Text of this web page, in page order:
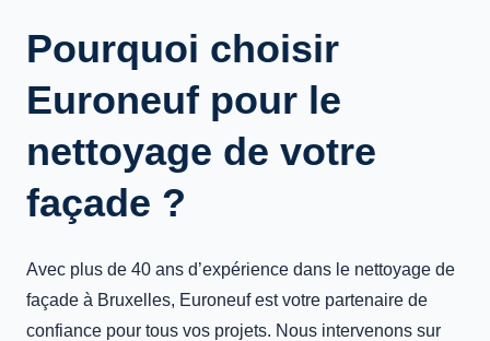
Pourquoi choisir
Euroneuf pour le
nettoyage de votre
façade ?
Avec plus de 40 ans d’expérience dans le nettoyage de
façade à Bruxelles, Euroneuf est votre partenaire de
confiance pour tous vos projets. Nous intervenons sur